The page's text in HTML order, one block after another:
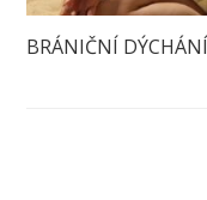
BRÁNIČNÍ DÝCHÁNÍ